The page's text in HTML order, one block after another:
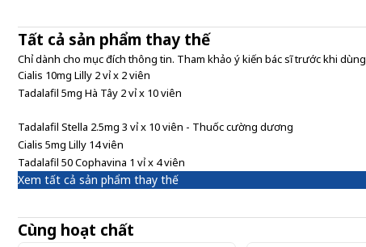
Tất cả sản phẩm thay thế
Chỉ dành cho mục đích thông tin. Tham khảo ý kiến bác sĩ trước khi
Cialis 10mg Lilly 2 vỉ x 2 viên
Tadalafil 5mg Hà Tây 2 vỉ x 10 viên
Tadalafil Stella 2.5mg 3 vỉ x 10 viên - Thuốc cường dương
Cialis 5mg Lilly 14 viên
Tadalafil 50 Cophavina 1 vỉ x 4 viên
Xem tất cả sản phẩm thay thế
Cùng hoạt chất